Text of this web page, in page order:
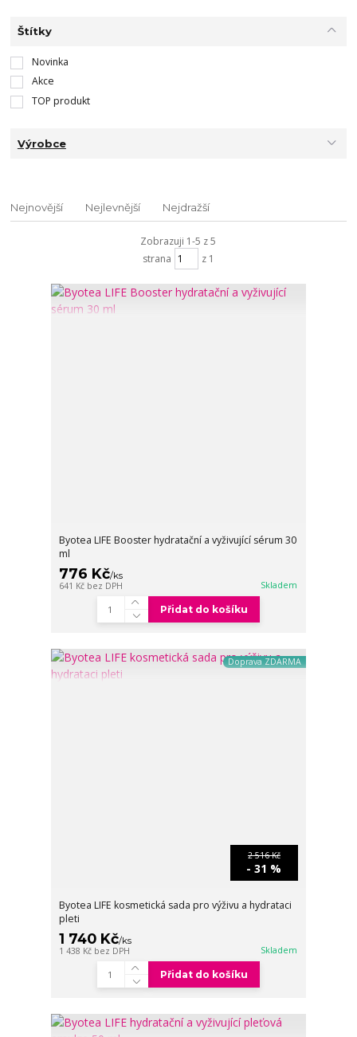
Štítky
Novinka
Akce
TOP produkt
Výrobce
Nejnovější Nejlevnější Nejdražší
Zobrazuji 1-5 z 5
strana
z 1
Byotea LIFE Booster hydratační a vyživující sérum 30
ml
776 Kč/ks
641 Kč bez DPH Skladem
Přidat do košíku
Doprava ZDARMA
2 516 Kč
- 31 %
Byotea LIFE kosmetická sada pro výživu a hydrataci
pleti
1 740 Kč/ks
1 438 Kč bez DPH Skladem
Přidat do košíku